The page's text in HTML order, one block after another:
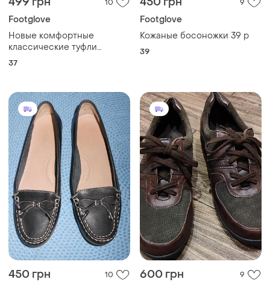
10
Footglove
Новые комфортные
классические туфли
лодочки с закругленным
натуральной замши темно-
синего цвета, m&s 4/37.
37
9
Footglove
Кожаные босоножки 39 р
39
450 грн 10 600 грн 9